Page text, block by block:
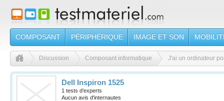
COMPOSANT PÉRIPHÉRIQUE IMAGE ET SON
Discussion Composant informatique J'ai un ordinateur
Dell Inspiron 1525
1 tests d’experts
Aucun avis d'internautes